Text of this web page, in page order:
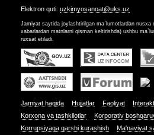
Elektron quti: uzkimyosanoat@uks.uz
Jamiyat saytida joylashtirilgan ma`lumotlardan
xabarlardan matnlarni qisman keltirishda) ushbu
ruxsat etiladi.
Jamiyat haqida Hujjatlar Faoliyat
Korxona va tashkilotlar
Korporativ
Korrupsiyaga qarshi kurashish
Ma'naviyat